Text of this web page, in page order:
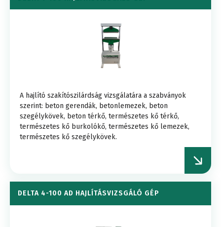
A hajlító szakítószilárdság vizsgálatára a szabványok
szerint: beton gerendák, betonlemezek, beton
szegélykövek, beton térkő, természetes kő térkő,
természetes kő burkolókő, természetes kő lemezek,
természetes kő szegélykövek.
DELTA 4-100 AD HAJLÍTÁSVIZSGÁLÓ GÉP